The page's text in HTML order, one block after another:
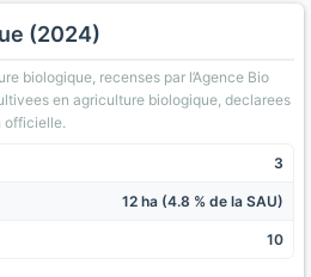
(2024)
biologique, recenses par l’Agence Bio
en agriculture biologique, declarees
officielle.
3
12 ha (4.8 % de la SAU)
10